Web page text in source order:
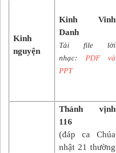
Kinh
nguyện
Kinh Vinh
Danh
Tải file lời
nhạc: PDF và
PPT
Thánh vịnh
116
(đáp ca Chúa
nhật 21 thường